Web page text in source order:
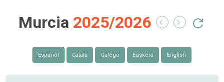
Murcia 2025/2026
Español Català Galego Euskera English